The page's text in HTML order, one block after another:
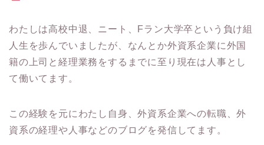
わたしは高校中退、ニート、Fラン大学卒という負け組
人生を歩んでいましたが、なんとか外資系企業に外国
籍の上司と経理業務をするまでに至り現在は人事とし
て働いてます。
この経験を元にわたし自身、外資系企業への転職、外
資系の経理や人事などのブログを発信してます。